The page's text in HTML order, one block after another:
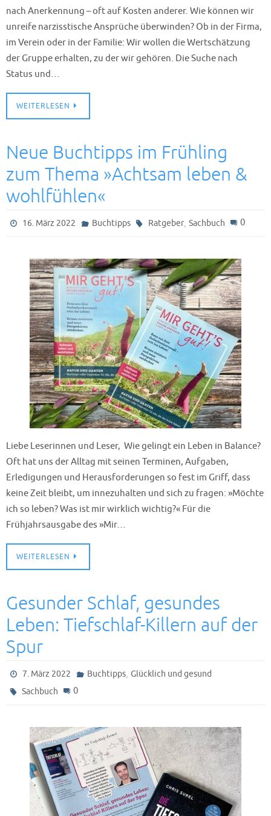
nach Anerkennung – oft auf Kosten anderer. Wie können wir
unreife narzisstische Ansprüche überwinden? Ob in der Firma,
im Verein oder in der Familie: Wir wollen die Wertschätzung
der Gruppe erhalten, zu der wir gehören. Die Suche nach
Status und…
WEITERLESEN
Neue Buchtipps im Frühling
zum Thema »Achtsam leben &
wohlfühlen«
16. März 2022 Buchtipps Ratgeber, Sachbuch 0
Liebe Leserinnen und Leser, Wie gelingt ein Leben in Balance?
Oft hat uns der Alltag mit seinen Terminen, Aufgaben,
Erledigungen und Herausforderungen so fest im Griff, dass
keine Zeit bleibt, um innezuhalten und sich zu fragen: »Möchte
ich so leben? Was ist mir wirklich wichtig?« Für die
Frühjahrsausgabe des »Mir…
WEITERLESEN
Gesunder Schlaf, gesundes
Leben: Tiefschlaf-Killern auf der
Spur
7. März 2022 Buchtipps, Glücklich und gesund
Sachbuch
0